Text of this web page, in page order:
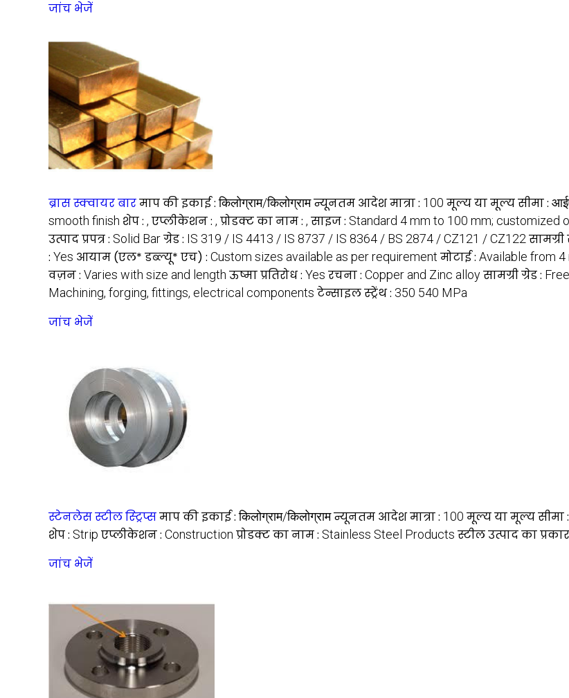
जांच भेजें
ब्रास स्क्वायर बारमाप की इकाई :किलोग्राम/किलोग्रामन्यूनतम आदेश मात्रा : 100 मूल्य या मूल्य सीमा :
smooth finish शेप : , एप्लीकेशन : , प्रोडक्ट का नाम : , साइज : Standard 4 mm to 100 mm; customized
उत्पाद प्रपत्र : Solid Barग्रेड : IS 319 / IS 4413 / IS 8737 / IS 8364 / BS 2874 / CZ121 / CZ122
: Yes आयाम (एल* डब्ल्यू* एच) : Custom sizes available as per requirement मोटाई : Available from
वज़न : Varies with size and length ऊष्मा प्रतिरोध : Yes रचना : Copper and Zinc alloyसामग्री ग्रेड :
Machining, forging, fittings, electrical components टेन्साइल स्ट्रेंथ : 350 540 MPa
जांच भेजें
स्टेनलेस स्टील स्ट्रिप्समाप की इकाई :किलोग्राम/किलोग्रामन्यूनतम आदेश मात्रा : 100 मूल्य या मूल्य सीमा :
शेप : Strip एप्लीकेशन : Construction प्रोडक्ट का नाम : Stainless Steel Products स्टील उत्पाद का
जांच भेजें